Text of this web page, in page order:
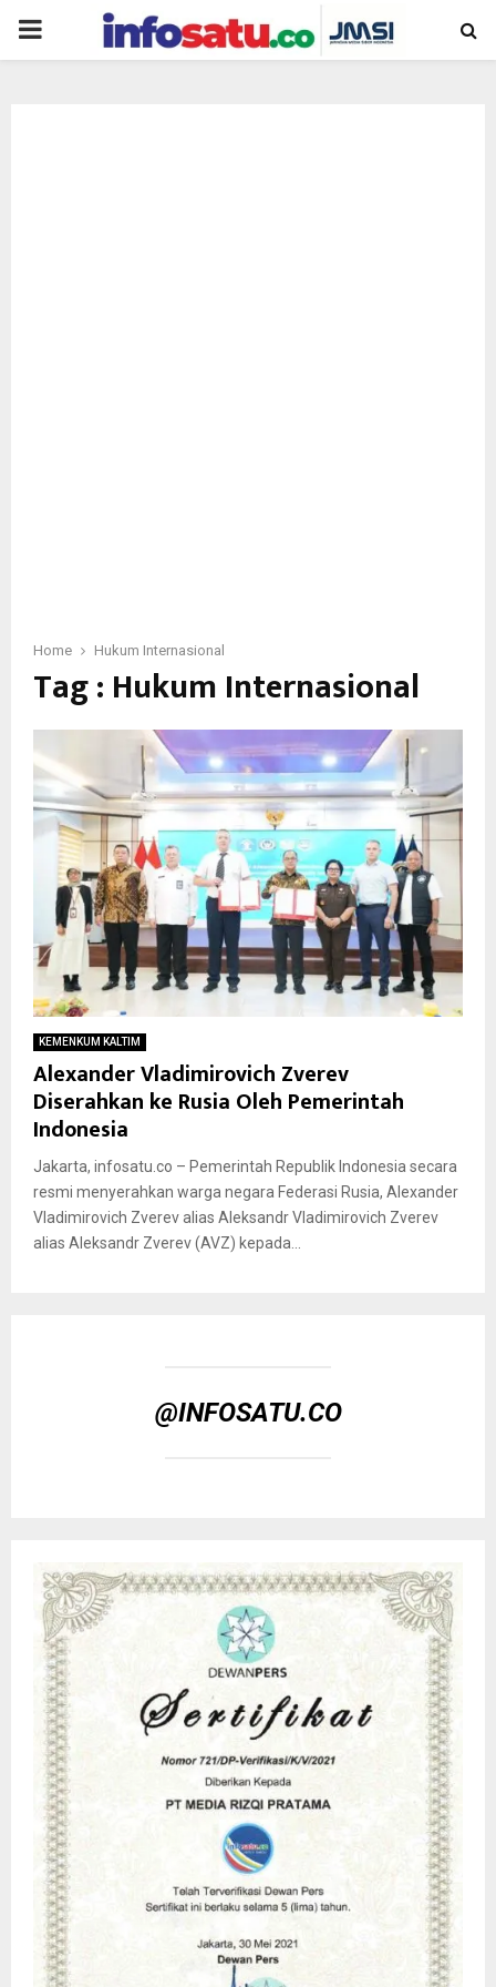
PRIMARY
Home Hukum Internasional
Tag : Hukum Internasional
KEMENKUM KALTIM
Alexander Vladimirovich Zverev
Diserahkan ke Rusia Oleh Pemerintah
Indonesia
Jakarta, infosatu.co – Pemerintah Republik Indonesia secara
resmi menyerahkan warga negara Federasi Rusia, Alexander
Vladimirovich Zverev alias Aleksandr Vladimirovich Zverev
alias Aleksandr Zverev (AVZ) kepada...
@INFOSATU.CO